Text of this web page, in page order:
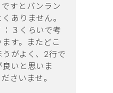
すとバンラン
ありません。
３くらいで考
す。またどこ
がよく、2行で
いと思いま
さいませ。